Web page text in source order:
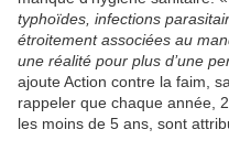
typhoïdes, infections
étroitement associées au
une réalité pour plus d’une
ajoute Action contre la faim,
rappeler que chaque année,
les moins de 5 ans, sont